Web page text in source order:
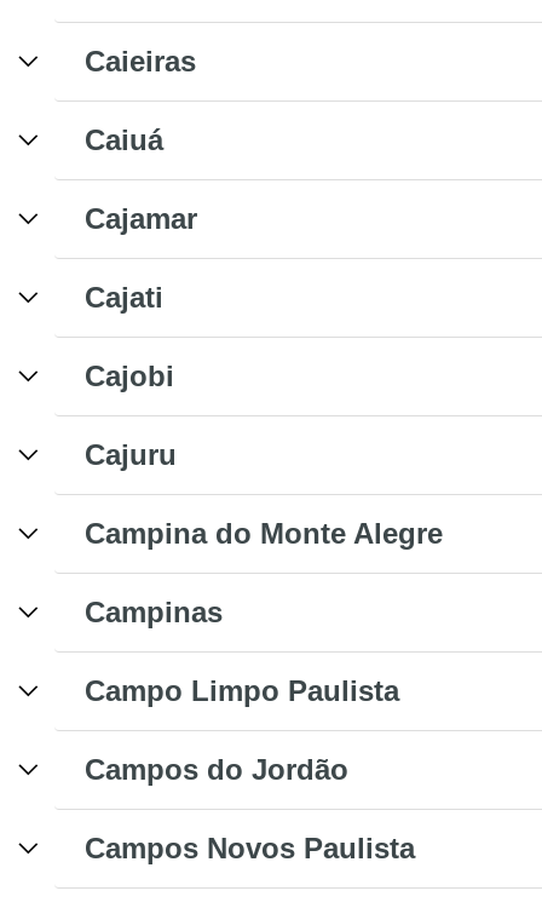
Caieiras
Caiuá
Cajamar
Cajati
Cajobi
Cajuru
Campina do Monte Alegre
Campinas
Campo Limpo Paulista
Campos do Jordão
Campos Novos Paulista